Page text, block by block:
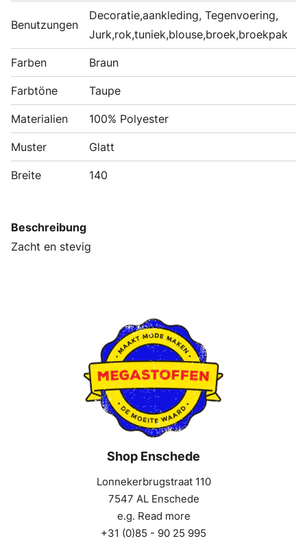
Benutzungen
Decoratie,aankleding, Tegenvoering,
Jurk,rok,tuniek,blouse,broek,broekpak
Farben Braun
Farbtöne Taupe
Materialien 100% Polyester
Muster Glatt
Breite 140
Beschreibung
Zacht en stevig
Shop Enschede
Lonnekerbrugstraat 110
7547 AL Enschede
e.g. Read more
+31 (0)85 - 90 25 995